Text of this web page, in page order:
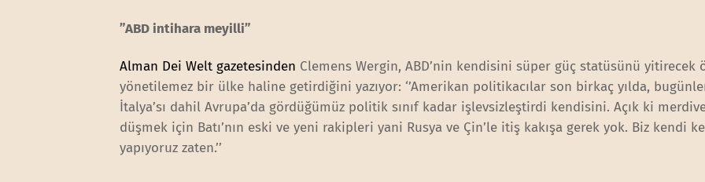
”ABD intihara meyilli”
Alman Dei Welt gazetesinden Clemens Wergin, ABD’nin kendisini süper güç statüsünü yitirecek
yönetilemez bir ülke haline getirdiğini yazıyor: ‘’Amerikan politikacılar son birkaç yılda,
İtalya’sı dahil Avrupa’da gördüğümüz politik sınıf kadar işlevsizleştirdi kendisini. Açık ki
düşmek için Batı’nın eski ve yeni rakipleri yani Rusya ve Çin’le itiş kakışa gerek yok. Biz kendi
yapıyoruz zaten.’’